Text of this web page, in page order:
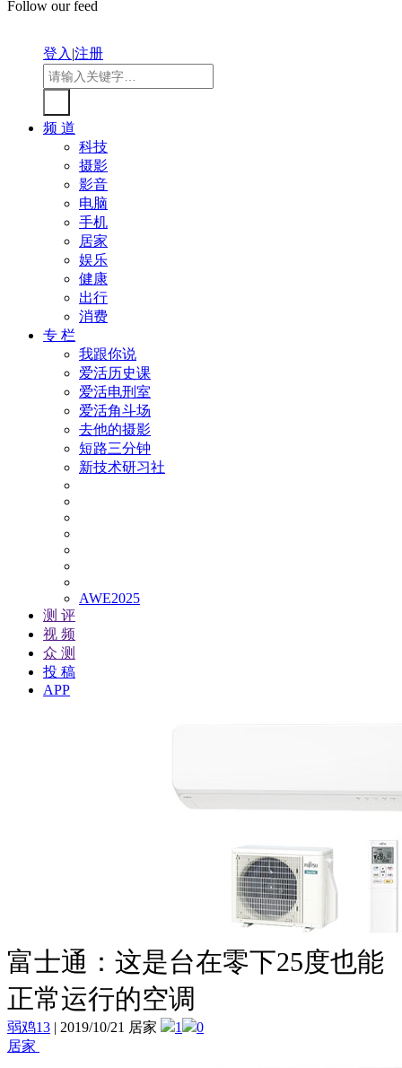
Follow our feed
登入|注册
频 道
科技
摄影
影音
电脑
手机
居家
娱乐
健康
出行
消费
专 栏
我跟你说
爱活历史课
爱活电刑室
爱活角斗场
去他的摄影
短路三分钟
新技术研习社
AWE2025
测 评
视 频
众 测
投 稿
APP
富士通：这是台在零下25度也能
正常运行的空调
弱鸡13 | 2019/10/21 居家 1
0
居家